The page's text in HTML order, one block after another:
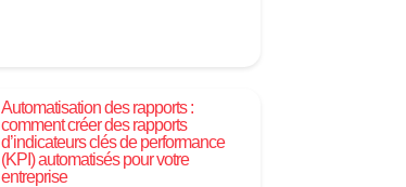
Automatisation des rapports :
comment créer des rapports
d’indicateurs clés de performance
(KPI) automatisés pour votre
entreprise